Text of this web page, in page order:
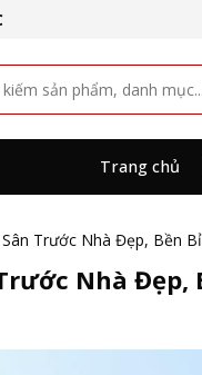
Trang chủ
Trước Nhà Đẹp, Bền
Nhà Đẹp,